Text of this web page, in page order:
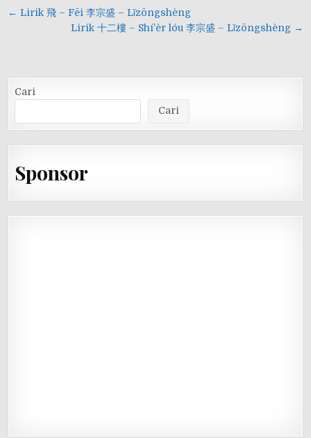
Navigasi
← Lirik 飛 – Fēi 李宗盛 – Lǐzōngshèng
Lirik 十二樓 – Shí’èr lóu 李宗盛 – Lǐzōngshèng →
Cari
Cari
Sponsor